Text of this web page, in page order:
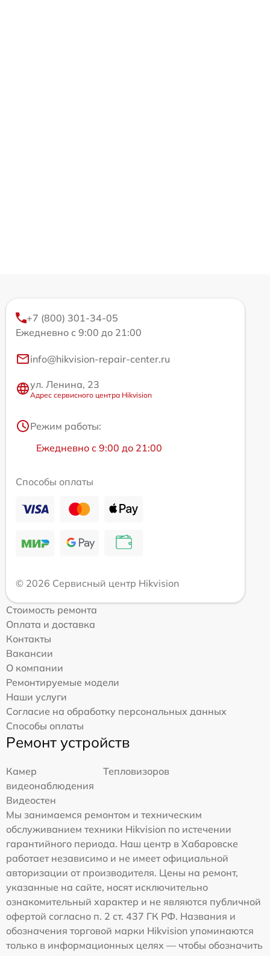
+7 (800) 301-34-05
Ежедневно с 9:00 до 21:00
info@hikvision-repair-center.ru
ул. Ленина, 23
Адрес сервисного центра Hikvision
Режим работы:
Ежедневно с 9:00 до 21:00
Способы оплаты
© 2026 Сервисный центр Hikvision
Стоимость ремонта
Оплата и доставка
Контакты
Вакансии
О компании
Ремонтируемые модели
Наши услуги
Согласие на обработку персональных данных
Способы оплаты
Ремонт устройств
Камер
видеонаблюдения
Тепловизоров
Видеостен
Мы занимаемся ремонтом и техническим
обслуживанием техники Hikvision по истечении
гарантийного периода. Наш центр в Хабаровске
работает независимо и не имеет официальной
авторизации от производителя. Цены на ремонт,
указанные на сайте, носят исключительно
ознакомительный характер и не являются публичной
офертой согласно п. 2 ст. 437 ГК РФ. Названия и
обозначения торговой марки Hikvision упоминаются
только в информационных целях — чтобы обозначить